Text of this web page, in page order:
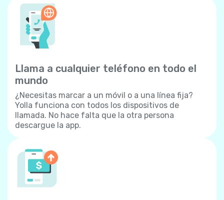
Llama a cualquier teléfono en todo el
mundo
¿Necesitas marcar a un móvil o a una línea fija?
Yolla funciona con todos los dispositivos de
llamada. No hace falta que la otra persona
descargue la app.